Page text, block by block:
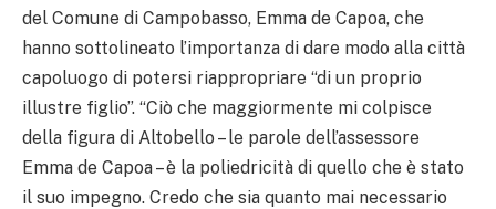
del Comune di Campobasso, Emma de Capoa, che
hanno sottolineato l’importanza di dare modo alla città
capoluogo di potersi riappropriare “di un proprio
illustre figlio”. “Ciò che maggiormente mi colpisce
della figura di Altobello – le parole dell’assessore
Emma de Capoa – è la poliedricità di quello che è stato
il suo impegno. Credo che sia quanto mai necessario